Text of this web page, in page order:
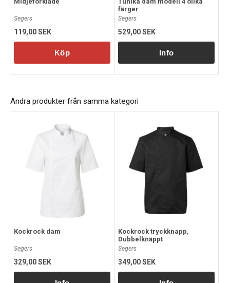
Segers
119,00 SEK
Köp
färger
Segers
529,00 SEK
Andra produkter från samma kategori
Kockrock dam
Segers
329,00 SEK
Kockrock tryckknapp,
Dubbelknäppt
Segers
349,00 SEK